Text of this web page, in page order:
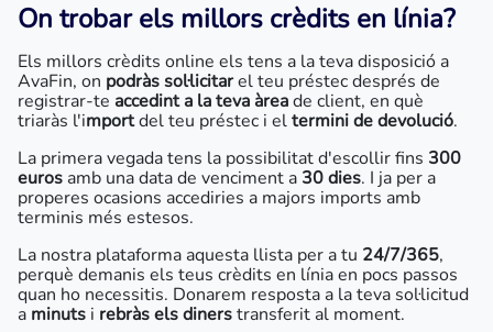
On trobar els millors crèdits en línia?
Els millors crèdits online els tens a la teva disposició a
AvaFin, on podràs sol·licitarel teu préstec després de
registrar-te accedint a la teva àreade client, en què
triaràs l'importdel teu préstec i eltermini de devolució.
La primera vegada tens la possibilitat d'escollir fins 300
euros amb una data de venciment a 30 dies. I ja per a
properes ocasions accediries a majors imports amb
terminis més estesos.
La nostra plataforma aquesta llista per a tu 24/7/365,
perquè demanis els teus crèdits en línia en pocs passos
quan ho necessitis. Donarem resposta a la teva sol·licitud
a minuts i rebràs els dinerstransferit al moment.